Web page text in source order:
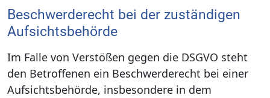
Beschwerde­recht bei der zuständigen
Aufsichts­behörde
Im Falle von Verstößen gegen die DSGVO steht
den Betroffenen ein Beschwerderecht bei einer
Aufsichtsbehörde, insbesondere in dem